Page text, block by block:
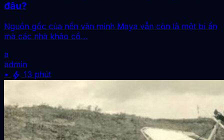
đâu?
Nguồn gốc của nền văn minh Maya vẫn còn là một bí ẩn
mà các nhà khảo cổ...
a
admin
• bolt 13 phút